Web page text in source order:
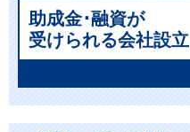
助成金･融資が
受けられる会社設立